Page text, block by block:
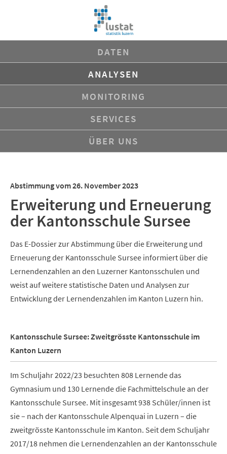
DATEN
ANALYSEN
MONITORING
SERVICES
ÜBER UNS
Abstimmung vom 26. November 2023
Erweiterung und Erneuerung
der Kantonsschule Sursee
Das E-Dossier zur Abstimmung über die Erweiterung und
Erneuerung der Kantonsschule Sursee informiert über die
Lernendenzahlen an den Luzerner Kantonsschulen und
weist auf weitere statistische Daten und Analysen zur
Entwicklung der Lernendenzahlen im Kanton Luzern hin.
Kantonsschule Sursee: Zweitgrösste Kantonsschule im
Kanton Luzern
Im Schuljahr 2022/23 besuchten 808 Lernende das
Gymnasium und 130 Lernende die Fachmittelschule an der
Kantonsschule Sursee. Mit insgesamt 938 Schüler/innen ist
sie – nach der Kantonsschule Alpenquai in Luzern – die
zweitgrösste Kantonsschule im Kanton. Seit dem Schuljahr
2017/18 nehmen die Lernendenzahlen an der Kantonsschule